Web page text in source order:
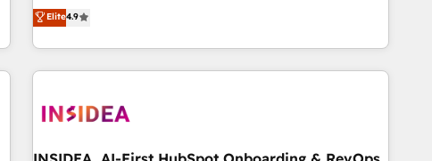
CRM et webdesign. Markentive is both a consulting firm, a
digital agency and an integrator. With over 115 experts in
marketing automation, growth, revops, CRM and webdesign
(We focus on EMEA - USA customers).
Elite4.9